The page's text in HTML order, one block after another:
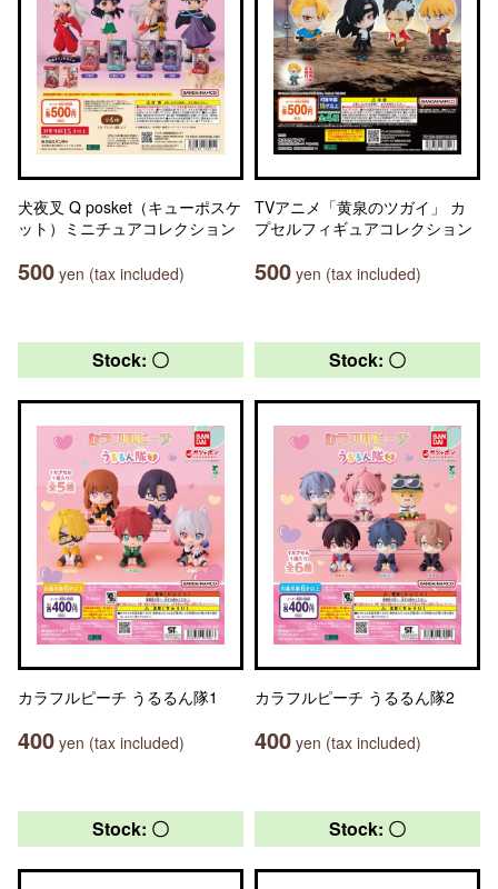
犬夜叉 Q posket（キューポスケ
ット）ミニチュアコレクション
500 yen (tax included)
TVアニメ「黄泉のツガイ」 カ
プセルフィギュアコレクション
500 yen (tax included)
Stock: 〇
カラフルピーチ うるるん隊1
400 yen (tax included)
Stock: 〇
カラフルピーチ うるるん隊2
400 yen (tax included)
Stock: 〇 Stock: 〇